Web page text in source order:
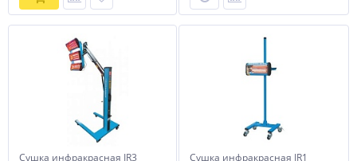
Сушка инфракрасная IR3
Сушка инфракрасная IR1